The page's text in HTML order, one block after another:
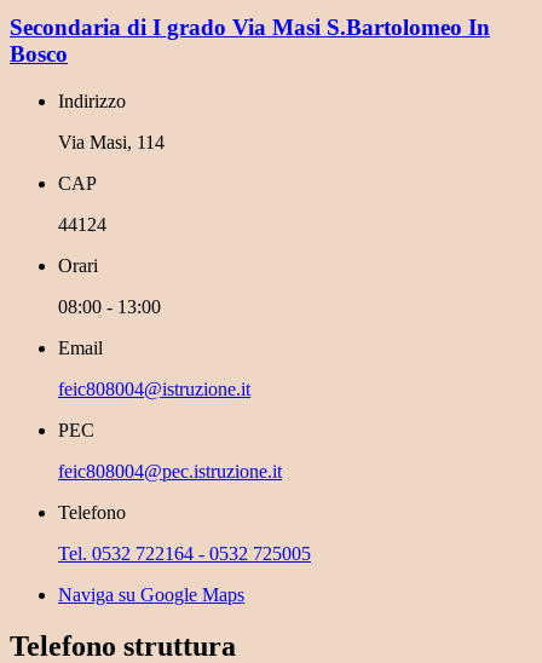
Secondaria di I grado Via Masi S.Bartolomeo In
Bosco
Indirizzo
Via Masi, 114
CAP
44124
Orari
08:00 - 13:00
Email
feic808004@istruzione.it
PEC
feic808004@pec.istruzione.it
Telefono
Tel. 0532 722164 - 0532 725005
Naviga su Google Maps
Telefono struttura